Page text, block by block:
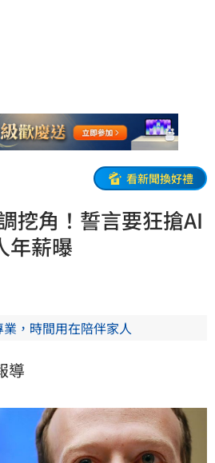
看新聞換好禮
挖角！誓言要狂搶AI
薪曝
，時間用在陪伴家人
導